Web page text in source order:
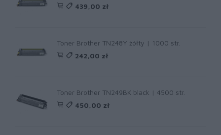
439,00 zł
Toner Brother TN248Y żółty | 1000 str.
242,00 zł
Toner Brother TN249BK black | 4500 str.
450,00 zł